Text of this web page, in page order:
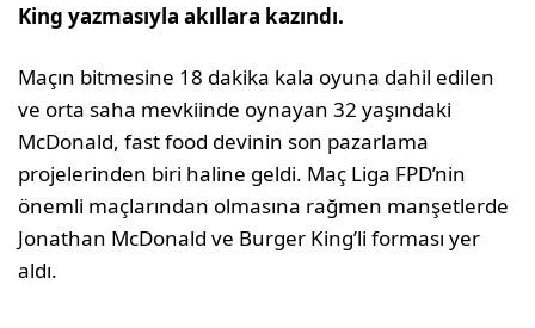
King yazmasıyla akıllara kazındı.
Maçın bitmesine 18 dakika kala oyuna dahil edilen
ve orta saha mevkiinde oynayan 32 yaşındaki
McDonald, fast food devinin son pazarlama
projelerinden biri haline geldi. Maç Liga FPD’nin
önemli maçlarından olmasına rağmen manşetlerde
Jonathan McDonald ve Burger King’li forması yer
aldı.